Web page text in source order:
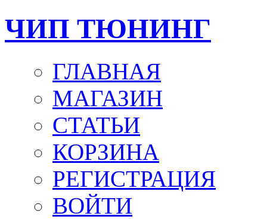
ЧИП ТЮНИНГ
ГЛАВНАЯ
МАГАЗИН
СТАТЬИ
КОРЗИНА
РЕГИСТРАЦИЯ
ВОЙТИ